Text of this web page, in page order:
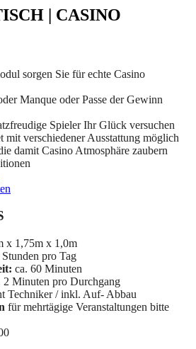
| CASINO
sorgen Sie für echte Casino
Manque oder Passe der Gewinn
Spieler Ihr Glück versuchen
mit verschiedener Ausstattung möglich
damit Casino Atmosphäre zaubern
x 1,75m x 1,0m
pro Tag
ca. 60 Minuten
2 Minuten pro Durchgang
Techniker / inkl. Auf- Abbau
für mehrtägige Veranstaltungen bitte